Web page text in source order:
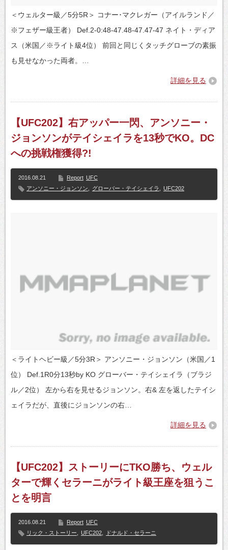
＜ウェルター級／5分5R＞ コナー･マクレガー（アイルランド／
※フェザー級王者） Def.2-0:48-47.48-47.47-47 ネイト・ディア
ス（米国／※ライト級4位） 前回と同じくタッチグローブの素振
も見せなかった両者。…
詳細を見る
【UFC202】右アッパー一閃、アンソニー・
ジョンソンがテイシェイラを13秒でKO。DC
への挑戦権獲得?!
2016.08.21 Report UFC
アンソニー・ジョンソン
グローバー・テイシェイラ UFC202
＜ライトヘビー級／5分3R＞ アンソニー・ジョンソン（米国／1
位） Def.1R0分13秒by KO グローバー・テイシェイラ（ブラジ
ル／2位） 左から右を見せるジョンソン。右& 左を返したテイシ
ェイラだが、直後にジョンソンの右…
詳細を見る
【UFC202】ストーリーにTKO勝ち、ウェル
ターで輝くセラーニがライト級王座を狙うこ
とを明言
2016.08.21 Report UFC
リック・ストーリー
UFC202 ドナルド・セラーニ